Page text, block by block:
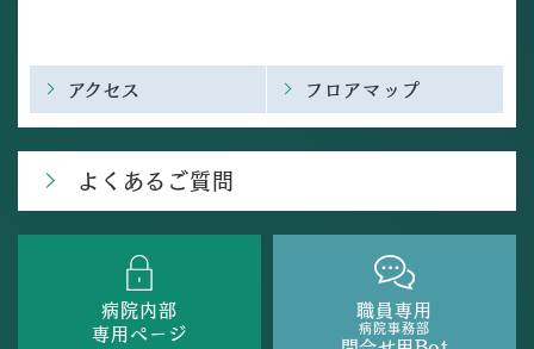
アクセス フロアマップ
よくあるご質問
病院内部
専用ページ
職員専用
病院事務部